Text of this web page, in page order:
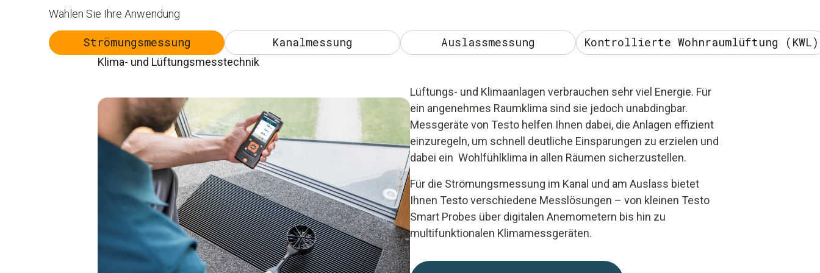
Wählen Sie Ihre Anwendung
Strömungsmessung Kanalmessung Auslassmessung Kontrollierte Wohnraumlüftung (KWL)
Klima- und Lüftungsmesstechnik
Lüftungs- und Klimaanlagen verbrauchen sehr viel Energie. Für
ein angenehmes Raumklima sind sie jedoch unabdingbar.
Messgeräte von Testo helfen Ihnen dabei, die Anlagen effizient
einzuregeln, um schnell deutliche Einsparungen zu erzielen und
dabei ein Wohlfühlklima in allen Räumen sicherzustellen.
Für die Strömungsmessung im Kanal und am Auslass bietet
Ihnen Testo verschiedene Messlösungen – von kleinen Testo
Smart Probes über digitalen Anemometern bis hin zu
multifunktionalen Klimamessgeräten.